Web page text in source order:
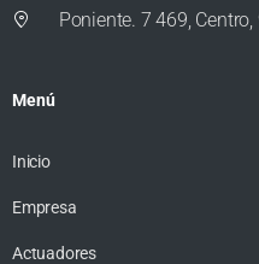
Poniente. 7 469,
Menú
Inicio
Empresa
Actuadores